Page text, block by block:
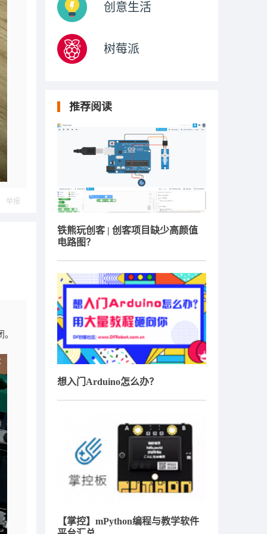
举报
创意生活
树莓派
推荐阅读
铁熊玩创客 | 创客项目缺少高颜值
电路图？
想入门Arduino怎么办？
【掌控】mPython编程与教学软件